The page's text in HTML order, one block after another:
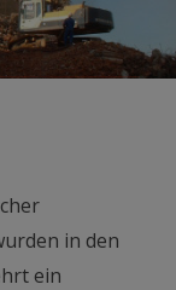
in den
ein